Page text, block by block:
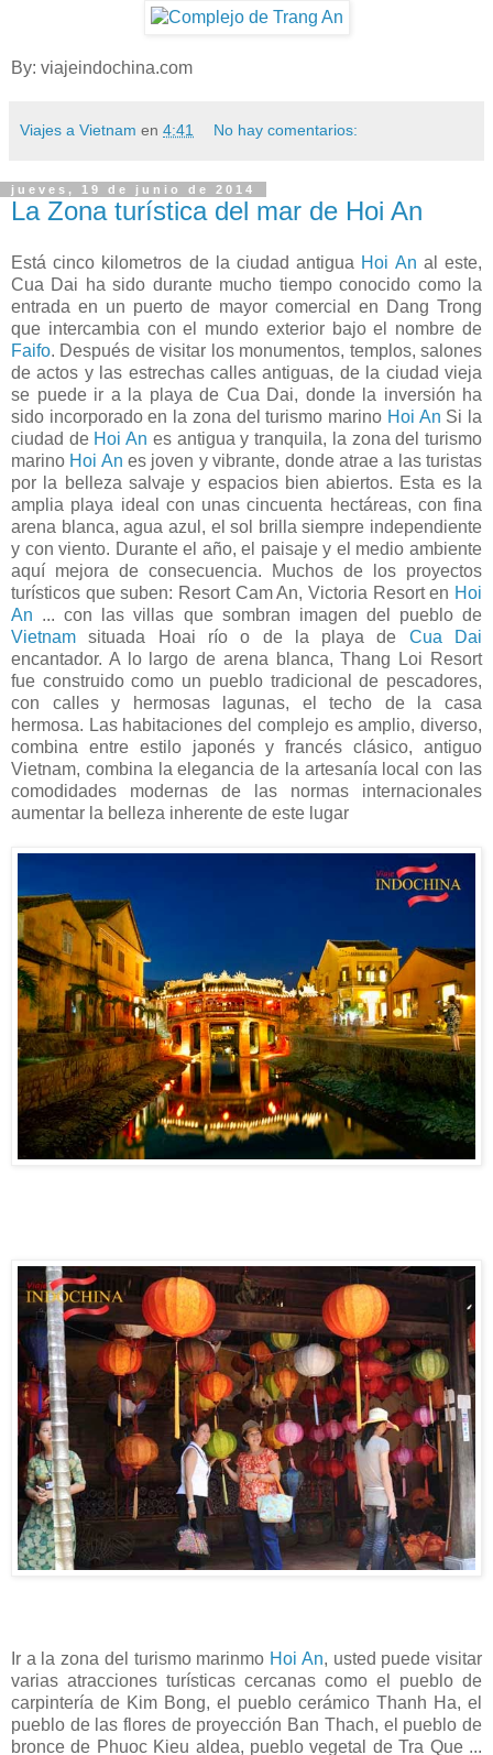
By: viajeindochina.com
Viajes a Vietnam en 4:41 No hay comentarios:
jueves, 19 de junio de 2014
La Zona turística del mar de Hoi An
Está cinco kilometros de la ciudad antigua Hoi An al este,
Cua Dai ha sido durante mucho tiempo conocido como la
entrada en un puerto de mayor comercial en Dang Trong
que intercambia con el mundo exterior bajo el nombre de
Faifo. Después de visitar los monumentos, templos, salones
de actos y las estrechas calles antiguas, de la ciudad vieja
se puede ir a la playa de Cua Dai, donde la inversión ha
sido incorporado en la zona del turismo marino Hoi An Si la
ciudad de Hoi An es antigua y tranquila, la zona del turismo
marino Hoi An es joven y vibrante, donde atrae a las turistas
por la belleza salvaje y espacios bien abiertos. Esta es la
amplia playa ideal con unas cincuenta hectáreas, con fina
arena blanca, agua azul, el sol brilla siempre independiente
y con viento. Durante el año, el paisaje y el medio ambiente
aquí mejora de consecuencia. Muchos de los proyectos
turísticos que suben: Resort Cam An, Victoria Resort en Hoi
An ... con las villas que sombran imagen del pueblo de
Vietnam situada Hoai río o de la playa de Cua Dai
encantador. A lo largo de arena blanca, Thang Loi Resort
fue construido como un pueblo tradicional de pescadores,
con calles y hermosas lagunas, el techo de la casa
hermosa. Las habitaciones del complejo es amplio, diverso,
combina entre estilo japonés y francés clásico, antiguo
Vietnam, combina la elegancia de la artesanía local con las
comodidades modernas de las normas internacionales
aumentar la belleza inherente de este lugar
Ir a la zona del turismo marinmo Hoi An, usted puede visitar
varias atracciones turísticas cercanas como el pueblo de
carpintería de Kim Bong, el pueblo cerámico Thanh Ha, el
pueblo de las flores de proyección Ban Thach, el pueblo de
bronce de Phuoc Kieu aldea, pueblo vegetal de Tra Que ...